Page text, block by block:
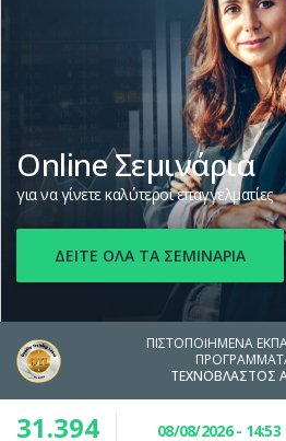
Online Σεμινάρια
για να γίνετε καλύτεροι επαγγελματίες
ΔΕΙΤΕ ΟΛΑ ΤΑ ΣΕΜΙΝΑΡΙΑ
ΠΙΣΤΟΠΟΙΗΜΈΝΑ
ΤΕΧΝΟΒΛΑΣΤΟΣ
31.394 08/08/2026 - 14:53